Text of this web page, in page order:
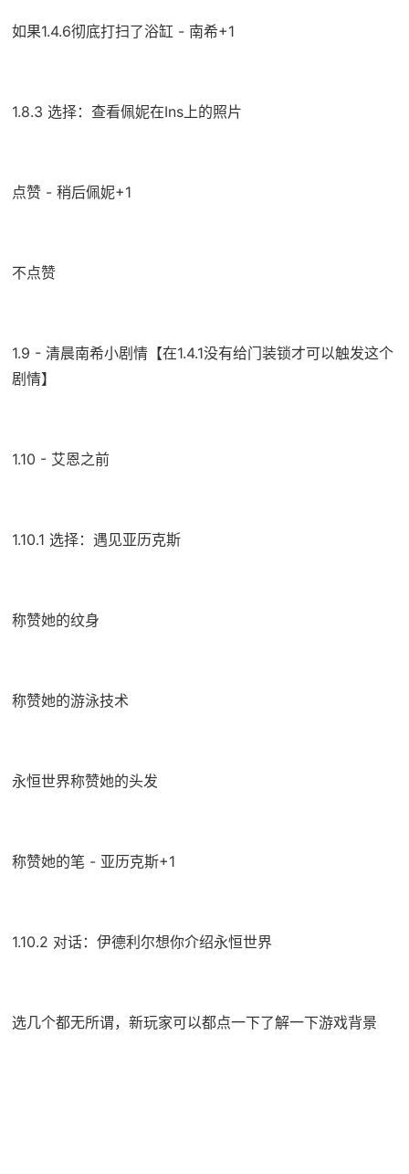
如果1.4.6彻底打扫了浴缸 - 南希+1
1.8.3 选择：查看佩妮在Ins上的照片
点赞 - 稍后佩妮+1
不点赞
1.9 - 清晨南希小剧情【在1.4.1没有给门装锁才可以触发这个
剧情】
1.10 - 艾恩之前
1.10.1 选择：遇见亚历克斯
称赞她的纹身
称赞她的游泳技术
永恒世界称赞她的头发
称赞她的笔 - 亚历克斯+1
1.10.2 对话：伊德利尔想你介绍永恒世界
选几个都无所谓，新玩家可以都点一下了解一下游戏背景